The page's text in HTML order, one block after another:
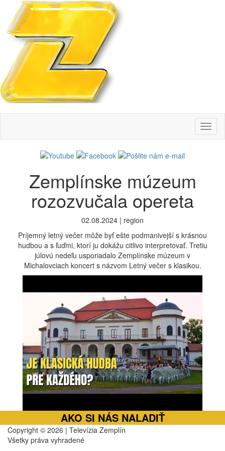
Zemplínske múzeum
rozozvučala opereta
02.08.2024 | region
Príjemný letný večer môže byť ešte podmanivejší s krásnou
hudbou a s ľuďmi, ktorí ju dokážu citlivo interpretovať. Tretiu
júlovú nedeľu usporiadalo Zemplínske múzeum v
Michalovciach koncert s názvom Letný večer s klasikou.
AKO SI NÁS NALADIŤ
Copyright © 2026 | Televízia Zemplín
Všetky práva vyhradené